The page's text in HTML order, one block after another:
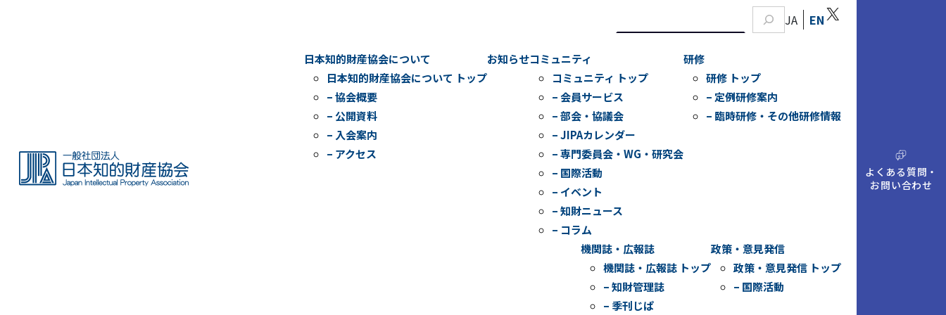
索
JA ENX
日本知的財産協会について
日本知的財産協会について トップ
– 協会概要
– 公開資料
– 入会案内
– アクセス
お知らせコミュニティ
コミュニティ トップ
– 会員サービス
– 部会・協議会
– JIPAカレンダー
– 専門委員会・WG・研究会
– 国際活動
– イベント
– 知財ニュース
– コラム
研修
研修 トップ
– 定例研修案内
– 臨時研修・その他研修情報
機関誌・広報誌
機関誌・広報誌 トップ
– 知財管理誌
– 季刊じぱ
政策・意見発信
政策・意見発信 トップ
– 国際活動
A
Q
よくある質問・
お問い合わせ